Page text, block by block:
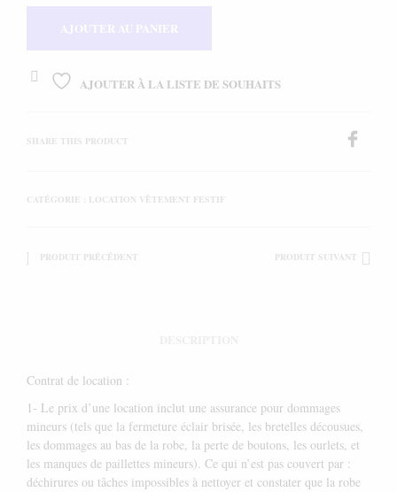
AJOUTER AU PANIER
AJOUTER À LA LISTE DE SOUHAITS
SHARE THIS PRODUCT
CATÉGORIE : LOCATION VÊTEMENT FESTIF
PRODUIT PRÉCÉDENT PRODUIT SUIVANT
Contrat de location :
1- Le prix d’une location inclut une assurance pour dommages
mineurs (tels que la fermeture éclair brisée, les bretelles décousues,
les dommages au bas de la robe, la perte de boutons, les ourlets, et
les manques de paillettes mineurs). Ce qui n’est pas couvert par :
déchirures ou tâches impossibles à nettoyer et constater que la robe